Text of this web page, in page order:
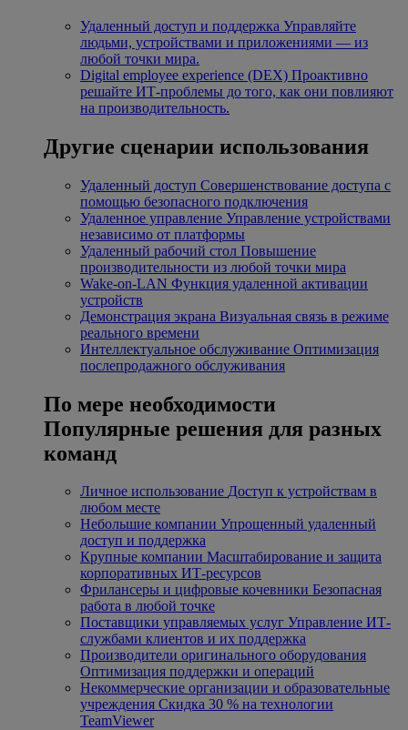
Удаленный доступ и поддержка Управляйте
людьми, устройствами и приложениями — из
любой точки мира.
Digital employee experience (DEX) Проактивно
решайте ИТ-проблемы до того, как они повлияют
на производительность.
Другие сценарии использования
Удаленный доступ Совершенствование доступа с
помощью безопасного подключения
Удаленное управление Управление устройствами
независимо от платформы
Удаленный рабочий стол Повышение
производительности из любой точки мира
Wake-on-LAN Функция удаленной активации
устройств
Демонстрация экрана Визуальная связь в режиме
реального времени
Интеллектуальное обслуживание Оптимизация
послепродажного обслуживания
По мере необходимости
Популярные решения для разных
команд
Личное использование Доступ к устройствам в
любом месте
Небольшие компании Упрощенный удаленный
доступ и поддержка
Крупные компании Масштабирование и защита
корпоративных ИТ-ресурсов
Фрилансеры и цифровые кочевники Безопасная
работа в любой точке
Поставщики управляемых услуг Управление ИТ-
службами клиентов и их поддержка
Производители оригинального оборудования
Оптимизация поддержки и операций
Некоммерческие организации и образовательные
учреждения Скидка 30 % на технологии
TeamViewer